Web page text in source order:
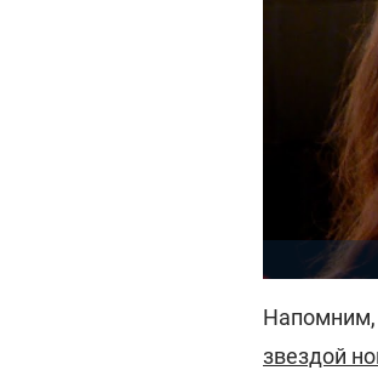
Напомним,
звездой